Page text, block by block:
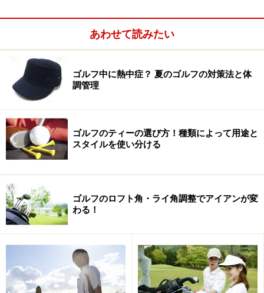
ゴルフクラブはどう選ぶべき？
ゴルフクラブ用語1：カタログでよく見る基
本的な用語
ソールとシャフトの延長線が形づくる角度がライ角。身長
との関連が指摘されるが、腕の長さとの相性もあり一概に
はいえない
あわせて読みたい
ゴルフ中に熱中症？ 夏のゴルフの対策法と体
調管理
ゴルフのティーの選び方！種類によって用途と
スタイルを使い分ける
ゴルフのロフト角・ライ角調整でアイアンが変
わる！